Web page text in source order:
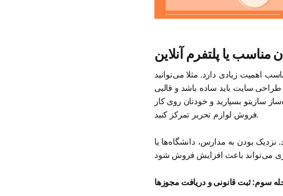
یا پلتفرم آنلاین
اهمیت زیادی دارد. مثلا می‌توانید
طراحی سایت باید ساده باشد و قالبی
سازیتو بسپارید و خودتان روی کار
فروش لوازم تحریر تمرکز کنید.
بودن به مدارس، دانشگاه‌ها یا
سوم: ثبت قانونی و دریافت مجوزها